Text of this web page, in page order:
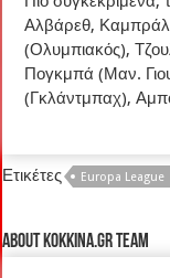
Αλβάρεθ, Καμπράλ
(Ολυμπιακός),
Πογκμπά (Μαν.
(Γκλάντμπαχ),
Ετικέτες Europa League
About kokkina.gr TEAM